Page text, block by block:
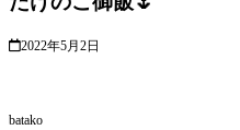
2022年5月2日
batako